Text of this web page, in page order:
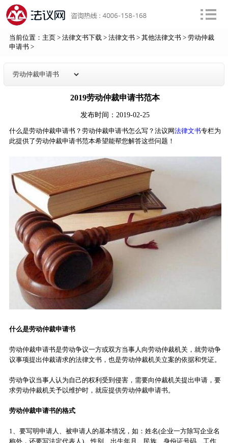
当前位置： 主页> 法律文书下载> 法律文书 > 其他法律文书 > 劳动仲裁
申请书 >
2019劳动仲裁申请书范本
发布时间：2019-02-25
什么是劳动仲裁申请书？劳动仲裁申请书怎么写？法议网法律文书专栏为
此提供了劳动仲裁申请书范本希望能帮您解答这些问题！
什么是劳动仲裁申请书
劳动仲裁申请书是劳动争议一方或双方当事人向劳动仲裁机关，就劳动争
议事项提出仲裁请求的法律文书，也是劳动仲裁机关立案的依据和凭证。
劳动争议当事人认为自己的权利受到侵害，需要向仲裁机关提出申请，要
求劳动仲裁机关予以维护时，就应提供劳动仲裁申请书。
劳动仲裁申请书的格式
1、要写明申请人、被申请人的基本情况，如：姓名(企业一方除写企业名
称外，还要写法定代表人)、性别、出生年月、民族、身份证号码、工作